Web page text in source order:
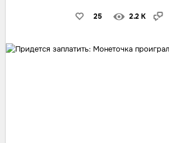
25 2.2 K